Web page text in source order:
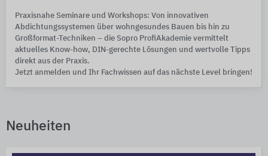
Praxisnahe Seminare und Workshops: Von innovativen
Abdichtungssystemen über wohngesundes Bauen bis hin zu
Großformat-Techniken – die Sopro ProfiAkademie vermittelt
aktuelles Know-how, DIN-gerechte Lösungen und wertvolle Tipps
direkt aus der Praxis.
Jetzt anmelden und Ihr Fachwissen auf das nächste Level bringen!
Neuheiten